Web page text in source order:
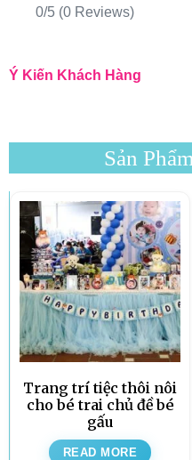
0/5 (0 Reviews)
Ý Kiến Khách Hàng
Sản
Trang trí tiệc thôi nôi
cho bé trai chủ đề bé
gấu
READ MORE